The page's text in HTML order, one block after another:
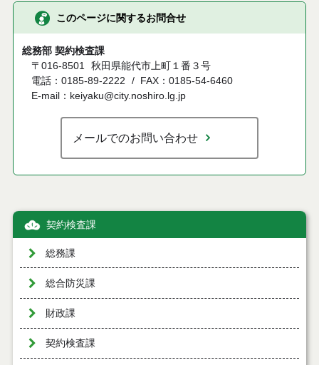
このページに関するお問合せ
総務部 契約検査課
〒016-8501 秋田県能代市上町１番３号
電話：0185-89-2222
FAX：0185-54-6460
E-mail：keiyaku@city.noshiro.lg.jp
メールでのお問い合わせ
契約検査課
総務課
総合防災課
財政課
契約検査課